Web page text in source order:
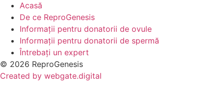
Acasă
De ce ReproGenesis
Informații pentru donatorii de ovule
Informații pentru donatorii de spermă
Întrebați un expert
© 2026 ReproGenesis
Created by webgate.digital